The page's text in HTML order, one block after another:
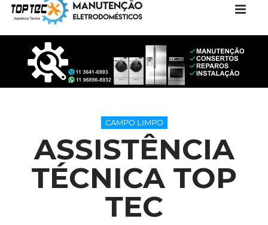
CAMPO LIMPO
ASSISTÊNCIA
TÉCNICA TOP
TEC